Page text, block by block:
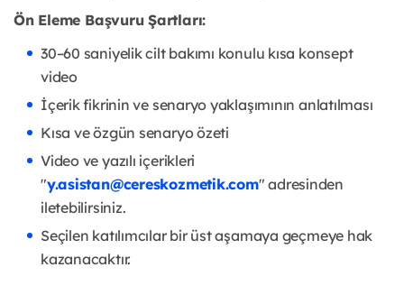
Ön Eleme Başvuru Şartları:
30–60 saniyelik cilt bakımı konulu kısa konsept
video
İçerik fikrinin ve senaryo yaklaşımının anlatılması
Kısa ve özgün senaryo özeti
Video ve yazılı içerikleri
"y.asistan@cereskozmetik.com" adresinden
iletebilirsiniz.
Seçilen katılımcılar bir üst aşamaya geçmeye hak
kazanacaktır.